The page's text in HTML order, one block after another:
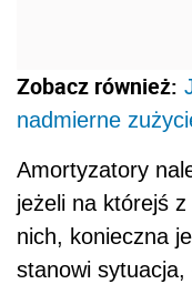
Zobacz również:
nadmierne
Amortyzatory
jeżeli na którejś z
nich, konieczna
stanowi sytuacja,